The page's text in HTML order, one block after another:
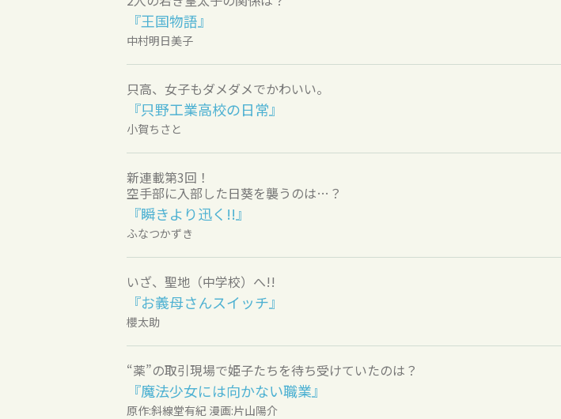
『王国物語』
中村明日美子
只高、女子もダメダメでかわいい。
『只野工業高校の日常』
小賀ちさと
新連載第3回！
空手部に入部した日葵を襲うのは…？
『瞬きより迅く!!』
ふなつかずき
いざ、聖地（中学校）へ!!
『お義母さんスイッチ』
櫻太助
“薬”の取引現場で姫子たちを待ち受けていたのは？
『魔法少女には向かない職業』
原作:斜線堂有紀 漫画:片山陽介